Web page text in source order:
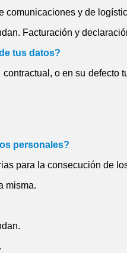
comunicaciones y de
Facturación y
tus datos?
o en su
personales?
para la consecución de
misma.